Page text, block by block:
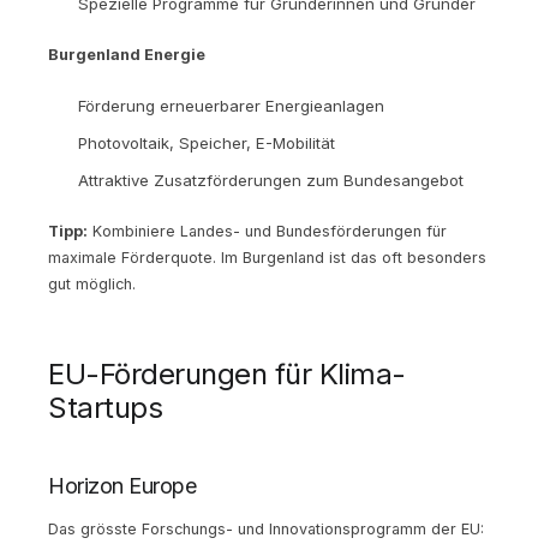
Burgenland Energie
Förderung erneuerbarer Energieanlagen
Photovoltaik, Speicher, E-Mobilität
Attraktive Zusatzförderungen zum Bundesangebot
Tipp: Kombiniere Landes- und Bundesförderungen für
maximale Förderquote. Im Burgenland ist das oft besonders
gut möglich.
EU-Förderungen für Klima-
Startups
Horizon Europe
Das grösste Forschungs- und Innovationsprogramm der EU: